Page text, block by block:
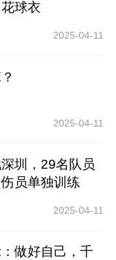
球衣
2025-04-11
2025-04-11
圳，29名队员
员单独训练
2025-04-11
做好自己，千